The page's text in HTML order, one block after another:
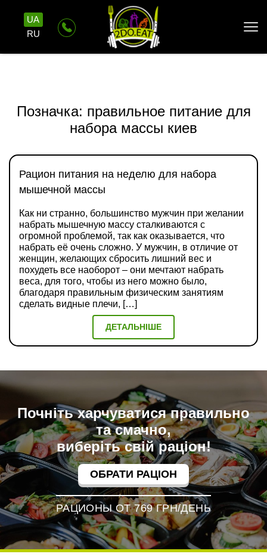
UA
RU
Позначка: правильное питание для
набора массы киев
Рацион питания на неделю для набора
мышечной массы
Как ни странно, большинство мужчин при желании
набрать мышечную массу сталкиваются с
огромной проблемой, так как оказывается, что
набрать её очень сложно. У мужчин, в отличие от
женщин, желающих сбросить лишний вес и
похудеть все наоборот – они мечтают набрать
веса, для того, чтобы из него можно было,
благодаря правильным физическим занятиям
сделать видные плечи, […]
ДЕТАЛЬНІШЕ
Почніть харчуватися правильно
та смачно,
виберіть свій раціон!
ОБРАТИ РАЦІОН
РАЦИОНЫ ОТ 769 ГРН/ДЕНЬ